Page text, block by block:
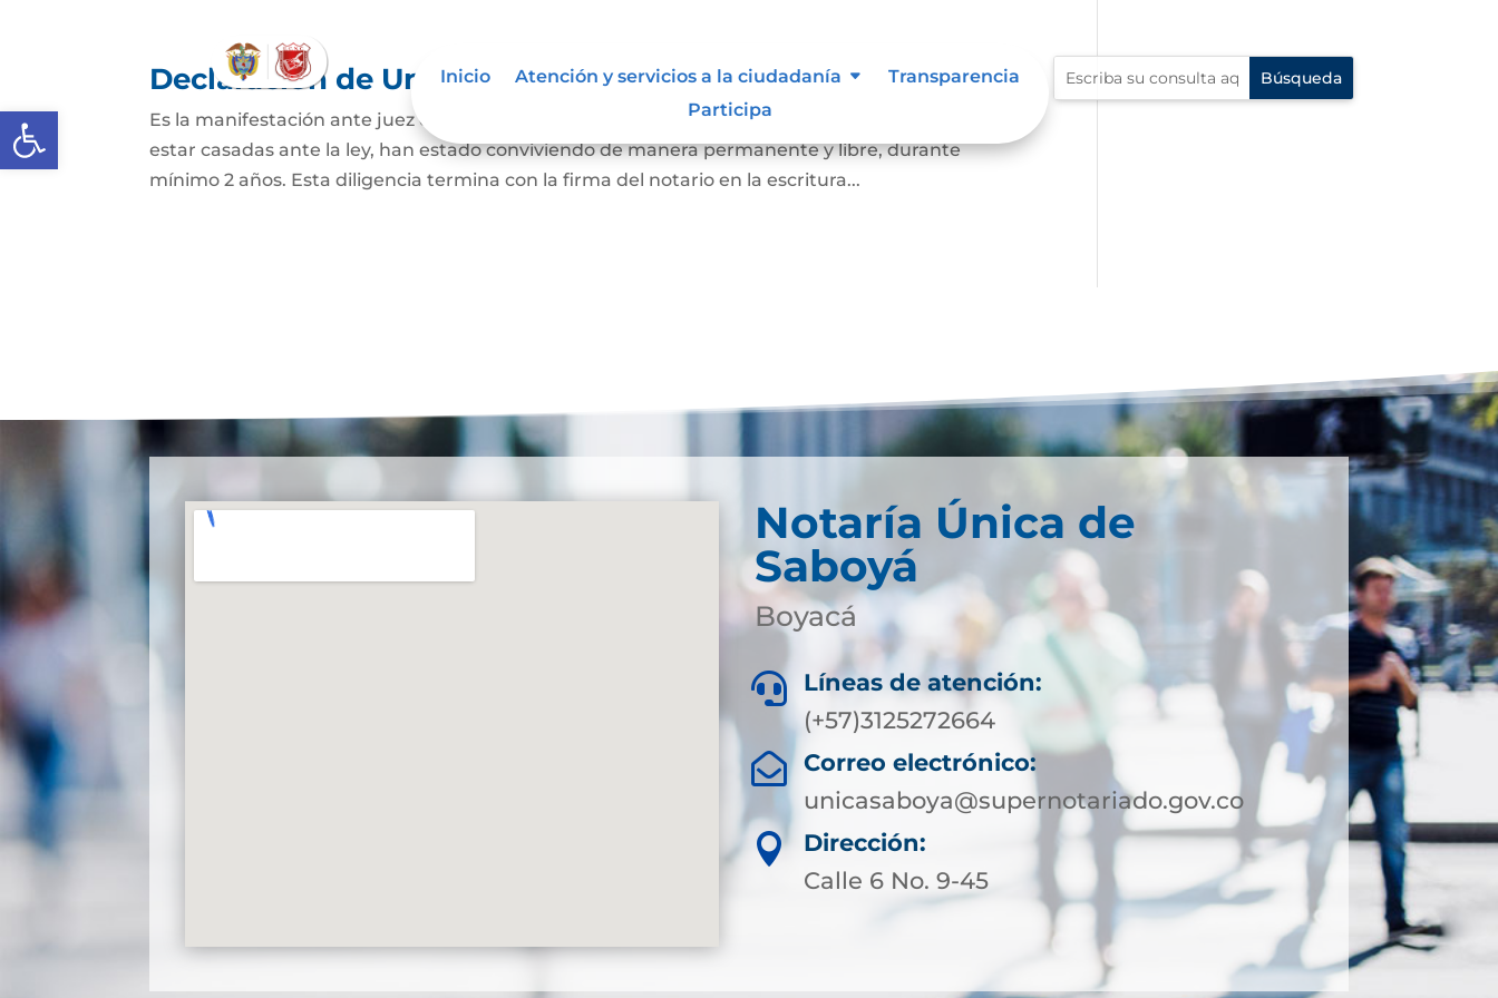
Abrir barra de herramientas
Inicio Atención y servicios a la ciudadanía
Transparencia
Participa
Declaración de Unión Marital de Hecho
Es la manifestación ante juez o notario de la existencia de la unión entre dos personas que, sin
estar casadas ante la ley, han estado conviviendo de manera permanente y libre, durante
mínimo 2 años. Esta diligencia termina con la firma del notario en la escritura...
Notaría Única de
Saboyá
Boyacá

Líneas de atención:
(+57)3125272664

Correo electrónico:
unicasaboya@supernotariado.gov.co

Dirección:
Calle 6 No. 9-45